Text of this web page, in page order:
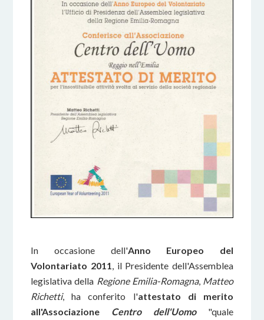
In occasione dell'Anno Europeo del
Volontariato 2011, il Presidente dell'Assemblea
legislativa della Regione Emilia-Romagna, Matteo
Richetti, ha conferito l'attestato di merito
all'Associazione Centro dell'Uomo
"quale